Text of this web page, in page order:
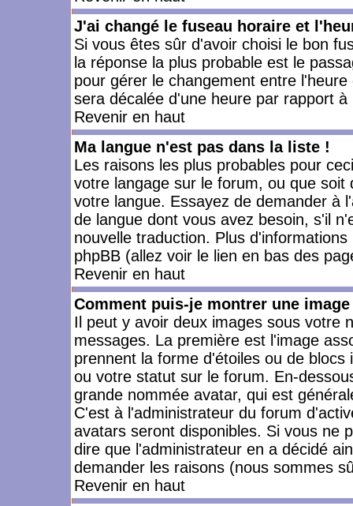
J'ai changé le fuseau horaire et
Si vous êtes sûr d'avoir choisi le bon
la réponse la plus probable est le
pour gérer le changement entre
sera décalée d'une heure par rapport à
Revenir en haut
Ma langue n'est pas dans la liste !
Les raisons les plus probables pour
votre langage sur le forum, ou que
votre langue. Essayez de demander à
de langue dont vous avez besoin, s'il
nouvelle traduction. Plus
phpBB (allez voir le lien en bas des
Revenir en haut
Comment puis-je montrer une
Il peut y avoir deux images sous votre
messages. La première est l'image
prennent la forme d'étoiles ou de
ou votre statut sur le forum. En-
grande nommée avatar, qui est
C'est à l'administrateur du forum
avatars seront disponibles. Si vous ne
dire que l'administrateur en a décidé
demander les raisons (nous sommes
Revenir en haut